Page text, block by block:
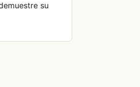
su